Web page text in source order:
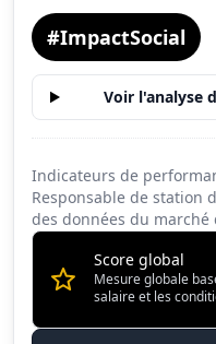
#ImpactSocial
Voir l'analyse
Indicateurs de
Responsable de station
des données du marché
Score global
Mesure globale
salaire et les